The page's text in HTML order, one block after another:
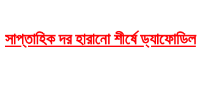
সাপ্তাহিক দর হারানো শীর্ষে ড্যাফোডিল